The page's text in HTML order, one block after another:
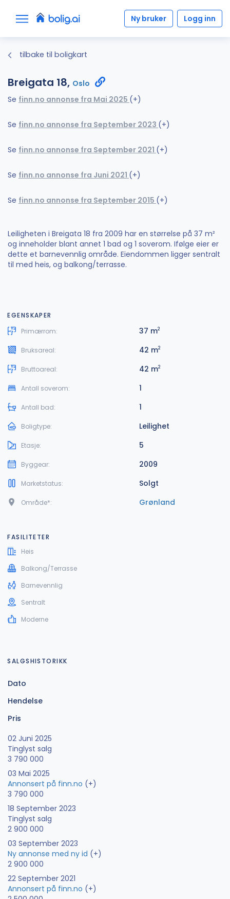
Ny bruker Logg inn
tilbake til boligkart
Breigata 18, Oslo
Se finn.no annonse fra Mai 2025 (+)
Se finn.no annonse fra September 2023 (+)
Se finn.no annonse fra September 2021 (+)
Se finn.no annonse fra Juni 2021 (+)
Se finn.no annonse fra September 2015 (+)
Leiligheten i Breigata 18 fra 2009 har en størrelse på 37 m²
og inneholder blant annet 1 bad og 1 soverom. Ifølge eier er
dette et barnevennlig område. Eiendommen ligger sentralt
til med heis, og balkong/terrasse.
EGENSKAPER
Primærrom:
37 m2
Bruksareal: 42 m2
Bruttoareal: 42 m2
Antall soverom: 1
Antall bad: 1
Boligtype: Leilighet
Etasje: 5
Byggear: 2009
Marketstatus: Solgt
Område*: Grønland
FASILITETER
Heis
Balkong/Terrasse
Barnevennlig
Sentralt
Moderne
SALGSHISTORIKK
Dato
Hendelse
Pris
02 Juni 2025
Tinglyst salg
3 790 000
03 Mai 2025
Annonsert på finn.no (+)
3 790 000
18 September 2023
Tinglyst salg
2 900 000
03 September 2023
Ny annonse med ny id (+)
2 900 000
22 September 2021
Annonsert på finn.no (+)